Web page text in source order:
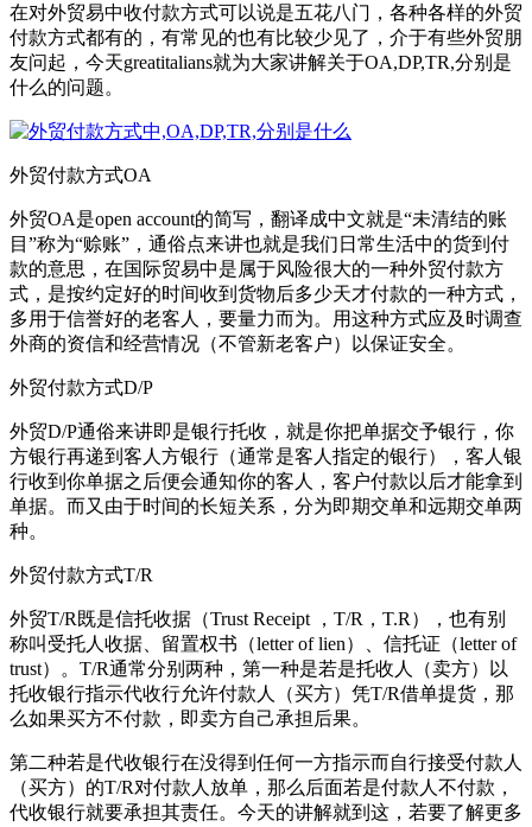
在对外贸易中收付款方式可以说是五花八门，各种各样的外贸
付款方式都有的，有常见的也有比较少见了，介于有些外贸朋
友问起，今天greatitalians就为大家讲解关于OA,DP,TR,分别是
什么的问题。
外贸付款方式OA
外贸OA是open account的简写，翻译成中文就是“未清结的账
目”称为“赊账”，通俗点来讲也就是我们日常生活中的货到付
款的意思，在国际贸易中是属于风险很大的一种外贸付款方
式，是按约定好的时间收到货物后多少天才付款的一种方式，
多用于信誉好的老客人，要量力而为。用这种方式应及时调查
外商的资信和经营情况（不管新老客户）以保证安全。
外贸付款方式D/P
外贸D/P通俗来讲即是银行托收，就是你把单据交予银行，你
方银行再递到客人方银行（通常是客人指定的银行），客人银
行收到你单据之后便会通知你的客人，客户付款以后才能拿到
单据。而又由于时间的长短关系，分为即期交单和远期交单两
种。
外贸付款方式T/R
外贸T/R既是信托收据（Trust Receipt ，T/R，T.R），也有别
称叫受托人收据、留置权书（letter of lien）、信托证（letter of
trust）。T/R通常分别两种，第一种是若是托收人（卖方）以
托收银行指示代收行允许付款人（买方）凭T/R借单提货，那
么如果买方不付款，即卖方自己承担后果。
第二种若是代收银行在没得到任何一方指示而自行接受付款人
（买方）的T/R对付款人放单，那么后面若是付款人不付款，
代收银行就要承担其责任。今天的讲解就到这，若要了解更多